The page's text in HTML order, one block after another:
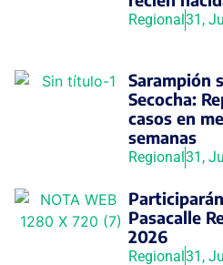
Regional31,
Sarampión
Secocha:
casos en
semanas
Regional31,
Pasacalle
2026
Regional31,